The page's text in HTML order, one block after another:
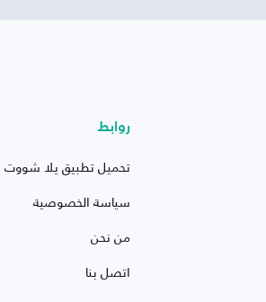
روابط
تحميل تطبيق يلا شووت
سياسة الخصوصية
من نحن
اتصل بنا